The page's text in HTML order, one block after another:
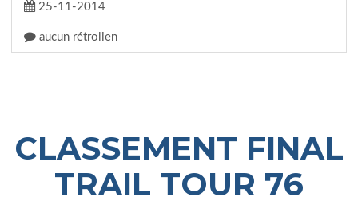
25-11-2014
aucun rétrolien
CLASSEMENT FINAL
TRAIL TOUR 76